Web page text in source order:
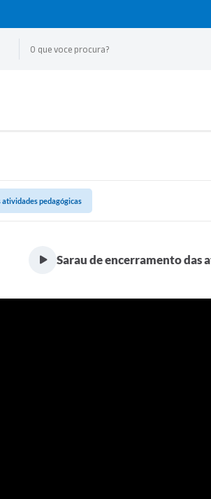
pedagógicas
Sarau de encerramento das